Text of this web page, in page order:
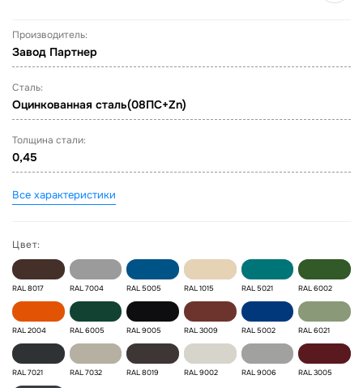
Производитель:
Завод Партнер
Сталь:
Оцинкованная сталь(08ПС+Zn)
Толщина стали:
0,45
Все характеристики
Цвет:
RAL 8017 RAL 7004 RAL 5005 RAL 1015 RAL 5021 RAL 6002
RAL 2004 RAL 6005 RAL 9005 RAL 3009 RAL 5002 RAL 6021
RAL 7021 RAL 7032 RAL 8019 RAL 9002 RAL 9006 RAL 3005